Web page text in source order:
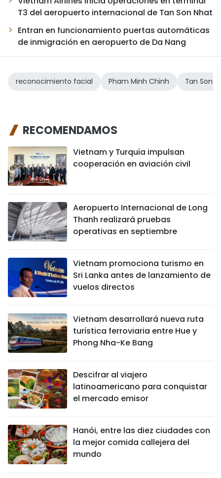
T3 del aeropuerto internacional de Tan Son Nhat
Entran en funcionamiento puertas automáticas
de inmigración en aeropuerto de Da Nang
reconocimiento facial Pham Minh Chinh Tan Son
RECOMENDAMOS
Vietnam y Turquía impulsan
cooperación en aviación civil
Aeropuerto Internacional de Long
Thanh realizará pruebas
operativas en septiembre
Vietnam promociona turismo en
Sri Lanka antes de lanzamiento de
vuelos directos
Vietnam desarrollará nueva ruta
turística ferroviaria entre Hue y
Phong Nha-Ke Bang
Descifrar al viajero
latinoamericano para conquistar
el mercado emisor
Hanói, entre las diez ciudades con
la mejor comida callejera del
mundo